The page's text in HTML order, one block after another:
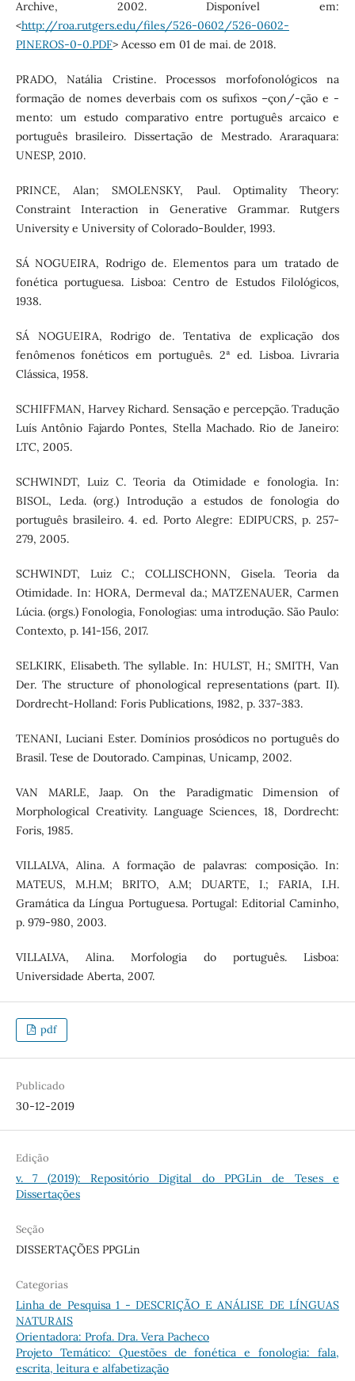
Archive, 2002. Disponível em:
<http://roa.rutgers.edu/files/526-0602/526-0602-
PINEROS-0-0.PDF> Acesso em 01 de mai. de 2018.
PRADO, Natália Cristine. Processos morfofonológicos na
formação de nomes deverbais com os sufixos –çon/-ção e -
mento: um estudo comparativo entre português arcaico e
português brasileiro. Dissertação de Mestrado. Araraquara:
UNESP, 2010.
PRINCE, Alan; SMOLENSKY, Paul. Optimality Theory:
Constraint Interaction in Generative Grammar. Rutgers
University e University of Colorado-Boulder, 1993.
SÁ NOGUEIRA, Rodrigo de. Elementos para um tratado de
fonética portuguesa. Lisboa: Centro de Estudos Filológicos,
1938.
SÁ NOGUEIRA, Rodrigo de. Tentativa de explicação dos
fenômenos fonéticos em português. 2ª ed. Lisboa. Livraria
Clássica, 1958.
SCHIFFMAN, Harvey Richard. Sensação e percepção. Tradução
Luís Antônio Fajardo Pontes, Stella Machado. Rio de Janeiro:
LTC, 2005.
SCHWINDT, Luiz C. Teoria da Otimidade e fonologia. In:
BISOL, Leda. (org.) Introdução a estudos de fonologia do
português brasileiro. 4. ed. Porto Alegre: EDIPUCRS, p. 257-
279, 2005.
SCHWINDT, Luiz C.; COLLISCHONN, Gisela. Teoria da
Otimidade. In: HORA, Dermeval da.; MATZENAUER, Carmen
Lúcia. (orgs.) Fonologia, Fonologias: uma introdução. São Paulo:
Contexto, p. 141-156, 2017.
SELKIRK, Elisabeth. The syllable. In: HULST, H.; SMITH, Van
Der. The structure of phonological representations (part. II).
Dordrecht-Holland: Foris Publications, 1982, p. 337-383.
TENANI, Luciani Ester. Domínios prosódicos no português do
Brasil. Tese de Doutorado. Campinas, Unicamp, 2002.
VAN MARLE, Jaap. On the Paradigmatic Dimension of
Morphological Creativity. Language Sciences, 18, Dordrecht:
Foris, 1985.
VILLALVA, Alina. A formação de palavras: composição. In:
MATEUS, M.H.M; BRITO, A.M; DUARTE, I.; FARIA, I.H.
Gramática da Língua Portuguesa. Portugal: Editorial Caminho,
p. 979-980, 2003.
VILLALVA, Alina. Morfologia do português. Lisboa:
Universidade Aberta, 2007.
pdf
Publicado
30-12-2019
Edição
v. 7 (2019): Repositório Digital do PPGLin de Teses e
Dissertações
Seção
DISSERTAÇÕES PPGLin
Categorias
Linha de Pesquisa 1 - DESCRIÇÃO E ANÁLISE DE LÍNGUAS
NATURAIS
Orientadora: Profa. Dra. Vera Pacheco
Projeto Temático: Questões de fonética e fonologia: fala,
escrita, leitura e alfabetização